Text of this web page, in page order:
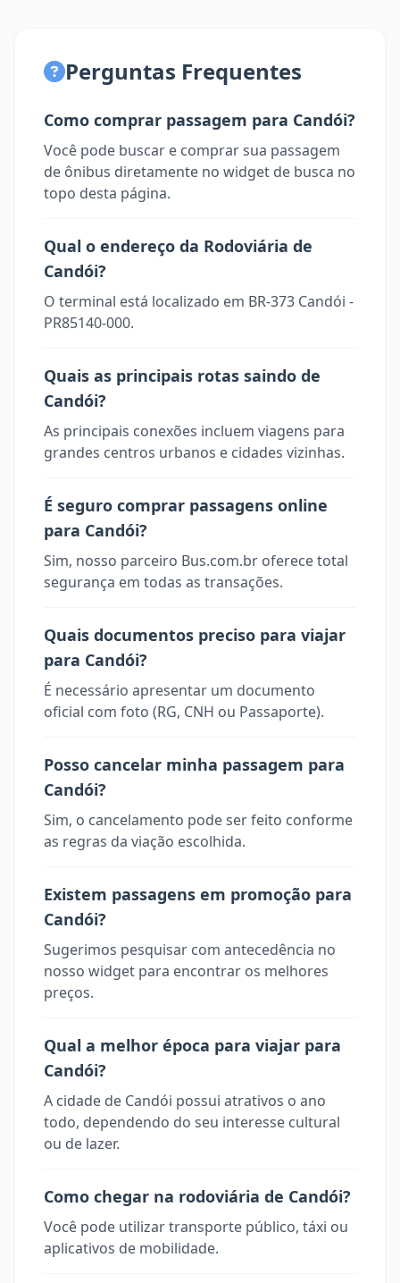
Perguntas Frequentes
Como comprar passagem para Candói?
Você pode buscar e comprar sua passagem
de ônibus diretamente no widget de busca no
topo desta página.
Qual o endereço da Rodoviária de
Candói?
O terminal está localizado em BR-373 Candói -
PR85140-000.
Quais as principais rotas saindo de
Candói?
As principais conexões incluem viagens para
grandes centros urbanos e cidades vizinhas.
É seguro comprar passagens online
para Candói?
Sim, nosso parceiro Bus.com.br oferece total
segurança em todas as transações.
Quais documentos preciso para viajar
para Candói?
É necessário apresentar um documento
oficial com foto (RG, CNH ou Passaporte).
Posso cancelar minha passagem para
Candói?
Sim, o cancelamento pode ser feito conforme
as regras da viação escolhida.
Existem passagens em promoção para
Candói?
Sugerimos pesquisar com antecedência no
nosso widget para encontrar os melhores
preços.
Qual a melhor época para viajar para
Candói?
A cidade de Candói possui atrativos o ano
todo, dependendo do seu interesse cultural
ou de lazer.
Como chegar na rodoviária de Candói?
Você pode utilizar transporte público, táxi ou
aplicativos de mobilidade.